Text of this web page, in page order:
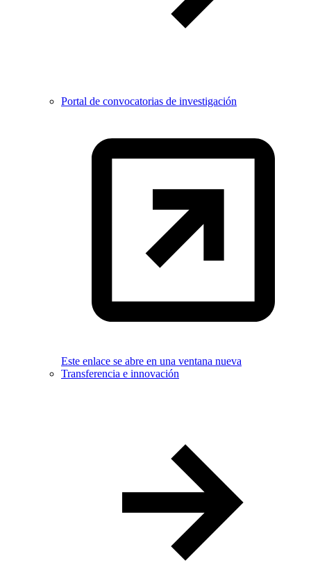
Portal de convocatorias de investigación
Este enlace se abre en una ventana nueva
Transferencia e innovación